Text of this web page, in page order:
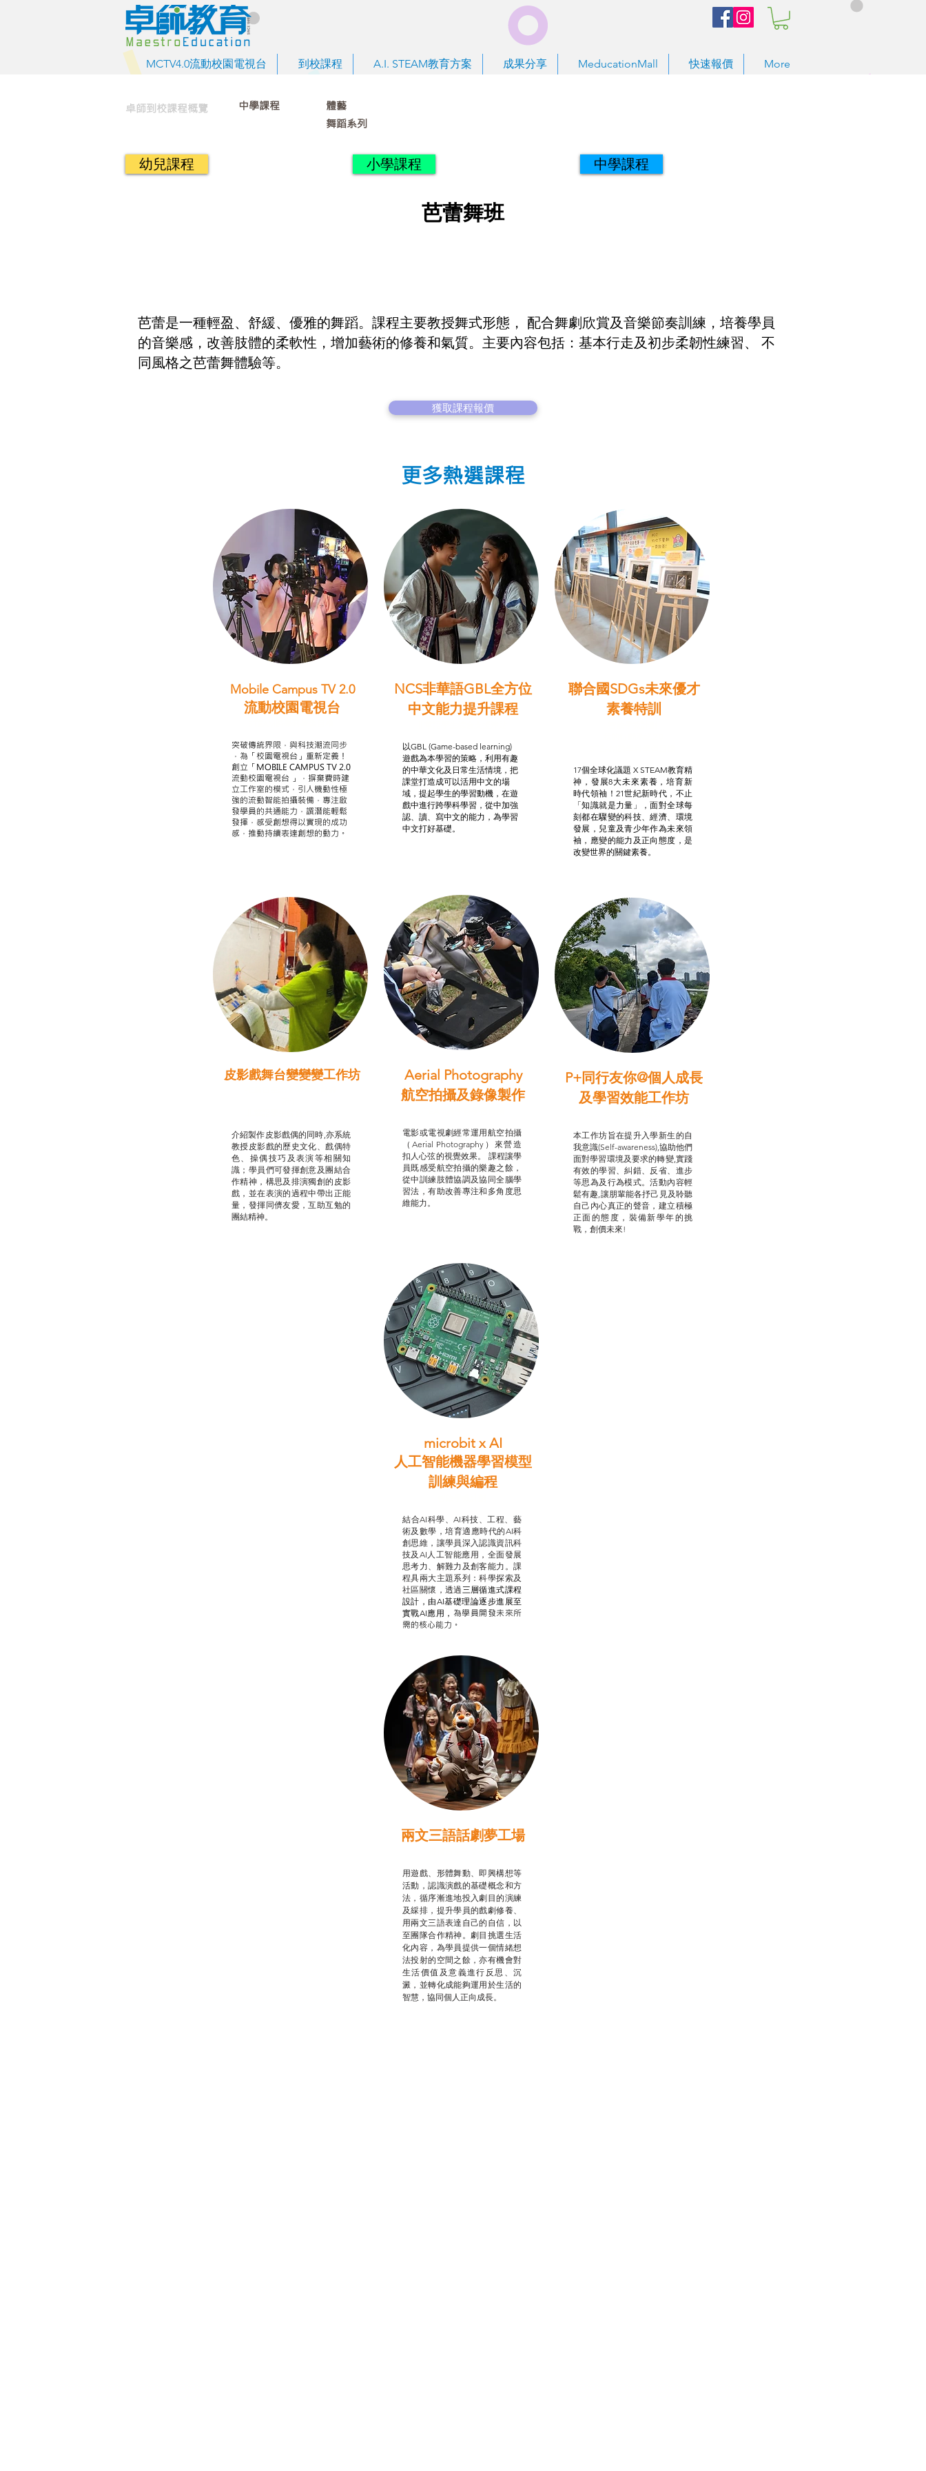
MCTV4.0流動校園電視台 到校課程 A.I. STEAM教育方案 成果分享 MeducationMall 快速報價 More
卓師到校課程概覽
中學課程
舞蹈系列
體藝
芭蕾是一種輕盈、舒緩、優雅的舞蹈。課程主要教授舞式形態， 配合舞劇欣賞及音樂節奏訓練，培養學員
的音樂感，改善肢體的柔軟性，增加藝術的修養和氣質。主要內容包括：基本行走及初步柔韌性練習、 不
同風格之芭蕾舞體驗等。
獲取課程報價
幼兒課程 小學課程 中學課程
芭蕾舞班
更多熱選課程
Mobile Campus TV 2.0
流動校園電視台
突破傳統界限，與科技潮流同步
，為「校園電視台」重新定義！
創立「MOBILE CAMPUS TV 2.0
流動校園電視台 」，摒棄費時建
立工作室的模式，引人機動性極
強的流動智能拍攝裝備，專注啟
發學員的共通能力，譔潛能輕鬆
發揮，感受創想得以實現的成功
感，推動持續表達創想的動力。
皮影戲舞台變變變工作坊
介紹製作皮影戲偶的同時,亦系統
教授皮影戲的歷史文化、戲偶特
色、操偶技巧及表演等相關知
識；學員們可發揮創意及團結合
作精神，構思及排演獨創的皮影
戲，並在表演的過程中帶出正能
量，發揮同儕友愛，互助互勉的
團結精神。
NCS非華語GBL全方位
中文能力提升課程
以GBL (Game-based learning)
遊戲為本學習的策略，利用有趣
的中華文化及日常生活情境，把
課堂打造成可以活用中文的場
域，提起學生的學習動機，在遊
戲中進行跨學科學習，從中加強
認、讀、寫中文的能力，為學習
中文打好基礎。
Aerial Photography
航空拍攝及錄像製作
電影或電視劇經常運用航空拍攝
（Aerial Photography）來營造
扣人心弦的視覺效果。 課程讓學
員既感受航空拍攝的樂趣之餘，
從中訓練肢體協調及協同全腦學
習法，有助改善專注和多角度思
維能力。
聯合國SDGs未來優才
素養特訓
17個全球化議題 X STEAM教育精
神，發展8大未來素養，培育新
時代領袖！21世紀新時代，不止
「知識就是力量」，面對全球每
刻都在驟變的科技、經濟、環境
發展，兒童及青少年作為未來領
袖，應變的能力及正向態度，是
改變世界的關鍵素養。
P+同行友你@個人成長
及學習效能工作坊
本工作坊旨在提升入學新生的自
我意識(Self-awareness),協助他們
面對學習環境及要求的轉變,實踐
有效的學習、糾錯、反省、進步
等思為及行為模式。活動內容輕
鬆有趣,讓朋輩能各抒己見及聆聽
自己內心真正的聲音，建立積極
正面的態度，裝備新學年的挑
戰，創價未來!
microbit x AI
人工智能機器學習模型
訓練與編程
結合AI科學、AI科技、工程、藝
術及數學，培育適應時代的AI科
創思維，讓學員深入認識資訊科
技及AI人工智能應用，全面發展
思考力、解難力及創客能力。課
程具兩大主題系列：科學探索及
社區關懷，透過 三層循進式課程
設計， 由AI基礎理論逐步進展至
實戰AI應用， 為學員開發未來所
需的核心能力。
兩文三語話劇夢工場
用遊戲、形體舞動、即興構想等
活動，認識演戲的基礎概念和方
法，循序漸進地投入劇目的演練
及綵排，提升學員的戲劇修養、
用兩文三語表達自己的自信，以
至團隊合作精神。劇目挑選生活
化內容，為學員提供一個情緒想
法投射的空間之餘，亦有機會對
生活價值及意義進行反思、沉
澱，並轉化成能夠運用於生活的
智慧，協同個人正向成長。